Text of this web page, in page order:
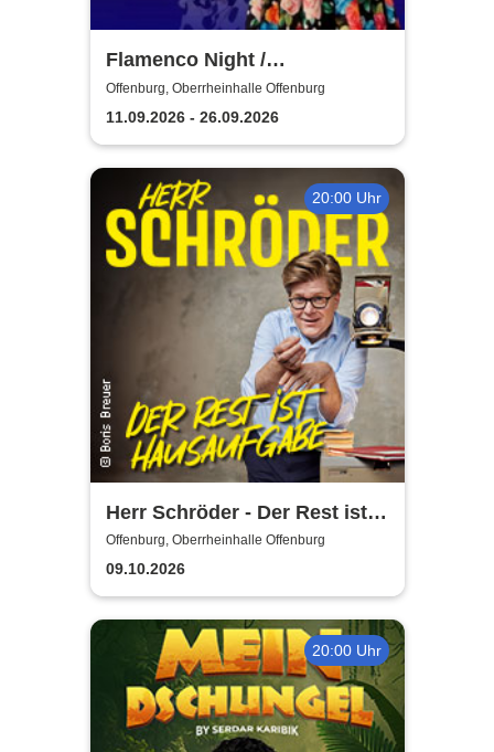
Flamenco Night /
Flamencomanía Tour 26/27 -
Deutschlands größte
Flamenco-Tournee
Offenburg, Oberrheinhalle Offenburg
11.09.2026 - 26.09.2026
20:00 Uhr
Herr Schröder - Der Rest ist
Hausaufgabe
Offenburg, Oberrheinhalle Offenburg
09.10.2026
20:00 Uhr